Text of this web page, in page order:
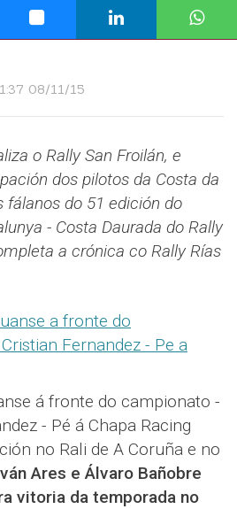
08/11/15
o Rally San Froilán, e
dos pilotos da Costa da
fálanos do 51 edición do
- Costa Daurada do Rally
a crónica co Rally Rías
á fronte do campionato -
- Pé á Chapa Racing
no Rali de A Coruña e no
Ares e Álvaro Bañobre
vitoria da temporada no